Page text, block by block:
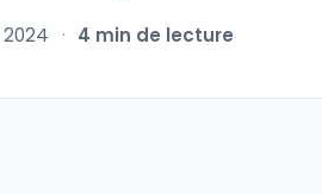
· 4 min de lecture